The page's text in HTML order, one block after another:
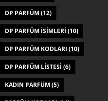
DP PARFÜM(12)
DP PARFÜM ISIMLERI (10)
DP PARFÜM KODLARI (10)
DP PARFÜM LISTESI (6)
KADIN PARFÜM(5)